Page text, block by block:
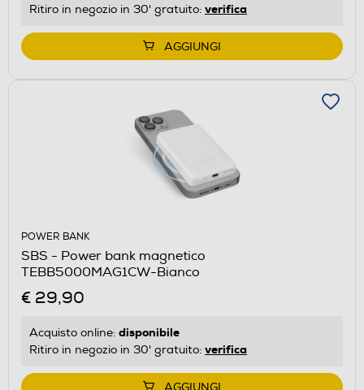
Ritiro in negozio in 30' gratuito: verifica
AGGIUNGI
POWER BANK
SBS - Power bank magnetico
TEBB5000MAG1CW-Bianco
€ 29,90
Acquisto online: disponibile
Ritiro in negozio in 30' gratuito: verifica
AGGIUNGI